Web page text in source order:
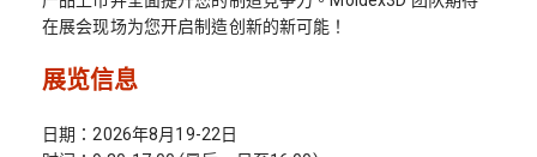
在展会现场为您开启制造创新的新可能！
展览信息
日期：2026年8月19-22日